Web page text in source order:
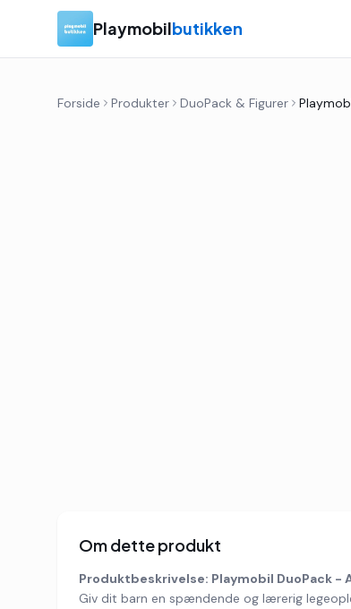
Playmobilbutikken
Forside Produkter DuoPack & Figurer
Om dette produkt
Produktbeskrivelse: Playmobil DuoPack
Giv dit barn en spændende og lærerig